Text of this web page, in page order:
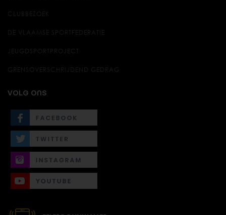
CLUBBEZOEK
DE VLAAMSE SPORTFEDERATIE
JEUGDSPORTPROJECT
GRENSOVERSCHRIJDEND GEDRAG
VOLG ONS